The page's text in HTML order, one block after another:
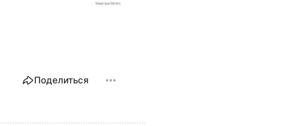
Поделиться